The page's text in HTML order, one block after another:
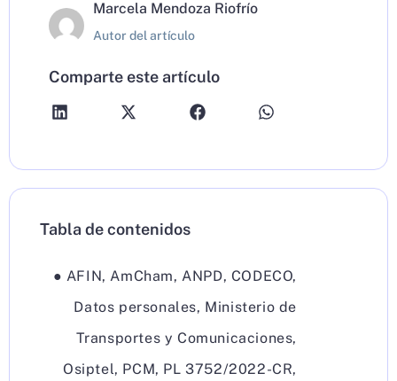
Marcela Mendoza Riofrío
Autor del artículo
Comparte este artículo
Tabla de contenidos
● AFIN, AmCham, ANPD, CODECO,
Datos personales, Ministerio de
Transportes y Comunicaciones,
Osiptel, PCM, PL 3752/2022-CR,